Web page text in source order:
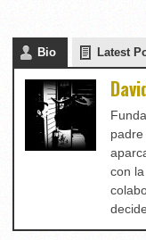
Bio Latest
con